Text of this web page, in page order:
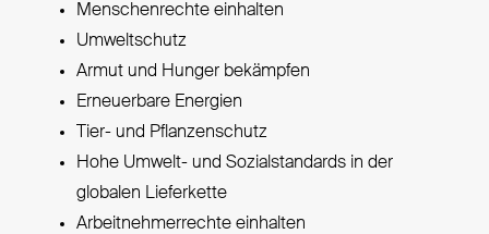
Menschenrechte einhalten
Umweltschutz
Armut und Hunger bekämpfen
Erneuerbare Energien
Tier- und Pflanzenschutz
Hohe Umwelt- und Sozialstandards in der
globalen Lieferkette
Arbeitnehmerrechte einhalten